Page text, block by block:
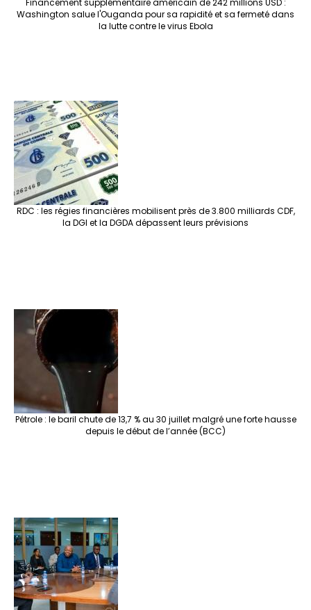
Financement supplémentaire américain de 242 millions USD :
Washington salue l'Ouganda pour sa rapidité et sa fermeté dans
la lutte contre le virus Ebola
RDC : les régies financières mobilisent près de 3.800 milliards CDF,
la DGI et la DGDA dépassent leurs prévisions
Pétrole : le baril chute de 13,7 % au 30 juillet malgré une forte hausse
depuis le début de l’année (BCC)